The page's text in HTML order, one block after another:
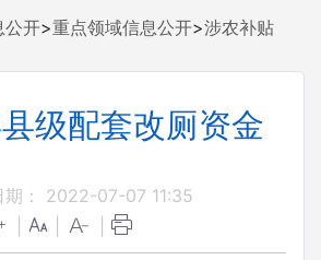
公开>重点领域信息公开>涉农补贴
级配套改厕资金
期： 2022-07-07 11:35